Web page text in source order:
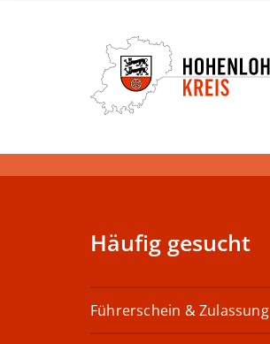
Häufig gesucht
Führerschein & Zulassung